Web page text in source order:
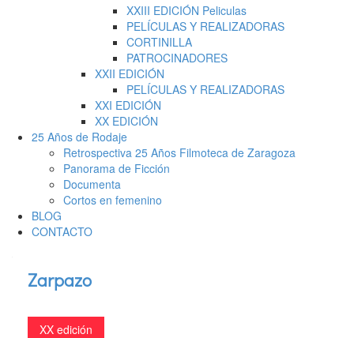
XXIII EDICIÓN Peliculas
PELÍCULAS Y REALIZADORAS
CORTINILLA
PATROCINADORES
XXII EDICIÓN
PELÍCULAS Y REALIZADORAS
XXI EDICIÓN
XX EDICIÓN
25 Años de Rodaje
Retrospectiva 25 Años Filmoteca de Zaragoza
Panorama de Ficción
Documenta
Cortos en femenino
BLOG
CONTACTO
Zarpazo
XX edición